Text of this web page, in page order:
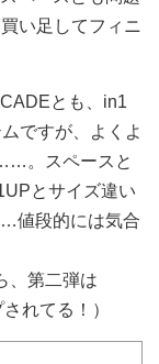
い足してフィニ
とも、in1
ですが、よくよ
。スペースと
とサイズ違い
値段的には気合
、第二弾は
れてる！）